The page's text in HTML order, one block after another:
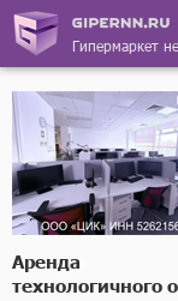
Гипермаркет
Аренда
технологичного